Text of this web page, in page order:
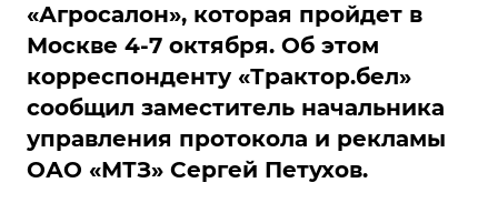
«Агросалон», которая пройдет в
Москве 4-7 октября. Об этом
корреспонденту «Трактор.бел»
сообщил заместитель начальника
управления протокола и рекламы
ОАО «МТЗ» Сергей Петухов.